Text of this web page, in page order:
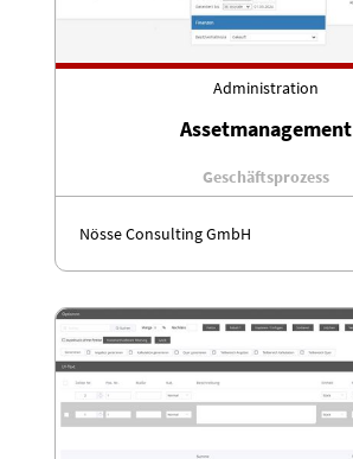
Administration
Assetmanagement
Geschäftsprozess
Nösse Consulting GmbH